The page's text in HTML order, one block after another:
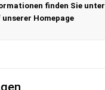
finden Sie unter
Homepage​